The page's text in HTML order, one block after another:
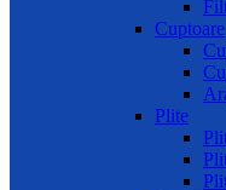
Cuptoare
Plite